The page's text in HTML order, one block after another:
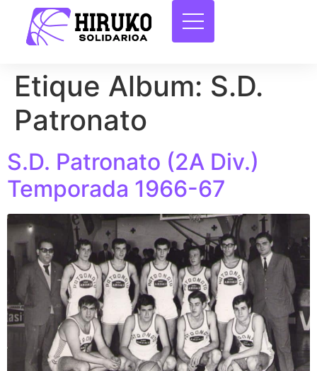
Etique Album: S.D.
Patronato
S.D. Patronato (2A Div.)
Temporada 1966-67